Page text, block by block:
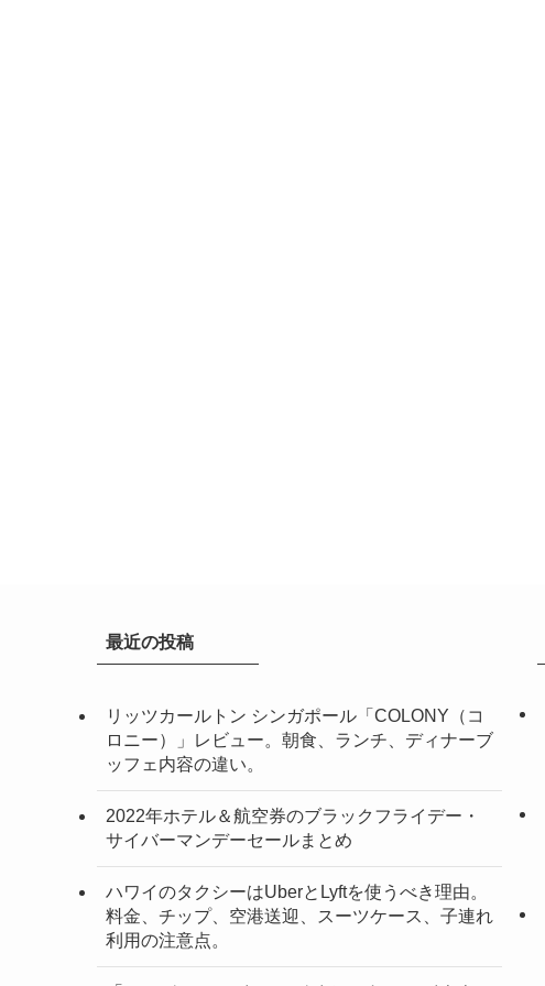
最近の投稿
リッツカールトン シンガポール「COLONY（コ
ロニー）」レビュー。朝食、ランチ、ディナーブ
ッフェ内容の違い。
2022年ホテル＆航空券のブラックフライデー・
サイバーマンデーセールまとめ
ハワイのタクシーはUberとLyftを使うべき理由。
料金、チップ、空港送迎、スーツケース、子連れ
利用の注意点。